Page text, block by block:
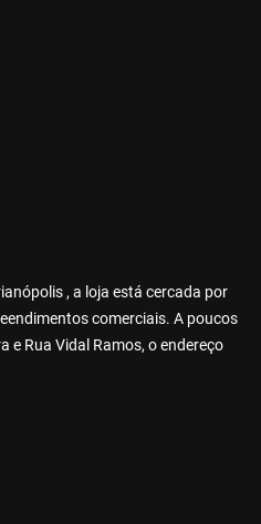
, a loja está cercada por
comerciais. A poucos
e Rua Vidal Ramos, o endereço